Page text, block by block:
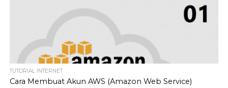
TUTORIAL INTERNET
Cara Membuat Akun AWS (Amazon Web Service)